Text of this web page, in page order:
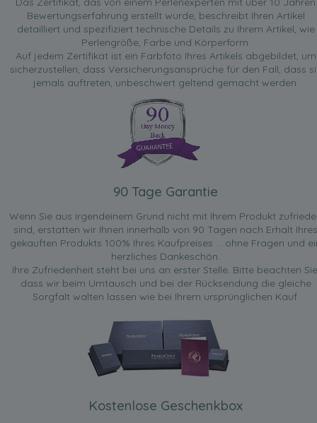
Bewertungserfahrung erstellt wurde, beschreibt Ihren Artikel
detailliert und spezifiziert technische Details zu Ihrem Artikel, wie
Perlengröße, Farbe und Körperform.
Auf jedem Zertifikat ist ein Farbfoto Ihres Artikels abgebildet, um
sicherzustellen, dass Versicherungsansprüche für den Fall, dass
jemals auftreten, unbeschwert geltend gemacht werden.
90 Tage Garantie
Wenn Sie aus irgendeinem Grund nicht mit Ihrem Produkt
sind, erstatten wir Ihnen innerhalb von 90 Tagen nach Erhalt Ihres
gekauften Produkts 100% Ihres Kaufpreises ... ohne Fragen und
herzliches Dankeschön.
Ihre Zufriedenheit steht bei uns an erster Stelle. Bitte beachten
dass wir beim Umtausch und bei der Rücksendung die gleiche
Sorgfalt walten lassen wie bei Ihrem ursprünglichen Kauf.
Kostenlose Geschenkbox